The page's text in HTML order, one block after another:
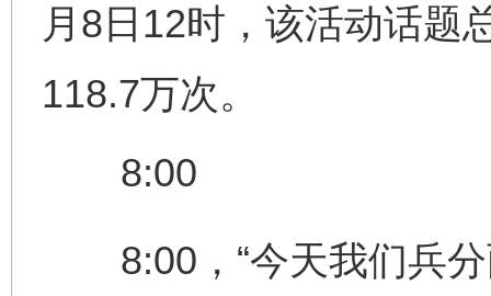
月8日12时，该活动话题
118.7万次。
8:00
8:00，“今天我们兵分